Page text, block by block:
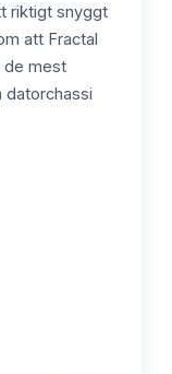
riktigt snyggt
att Fractal
de mest
datorchassi